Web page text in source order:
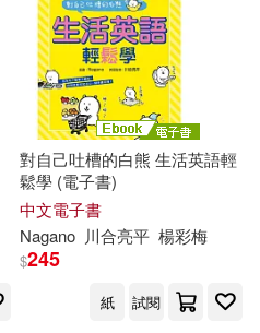
對自己吐槽的白熊 生活英語輕
鬆學 (電子書)
中文電子書
Nagano 川合亮平 楊彩梅
$245
紙 試閱